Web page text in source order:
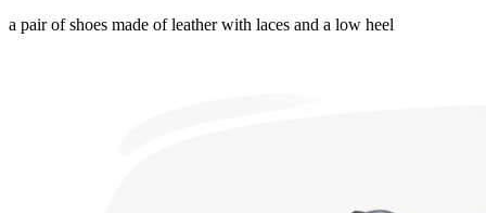
a pair of shoes made of leather with laces and a low heel